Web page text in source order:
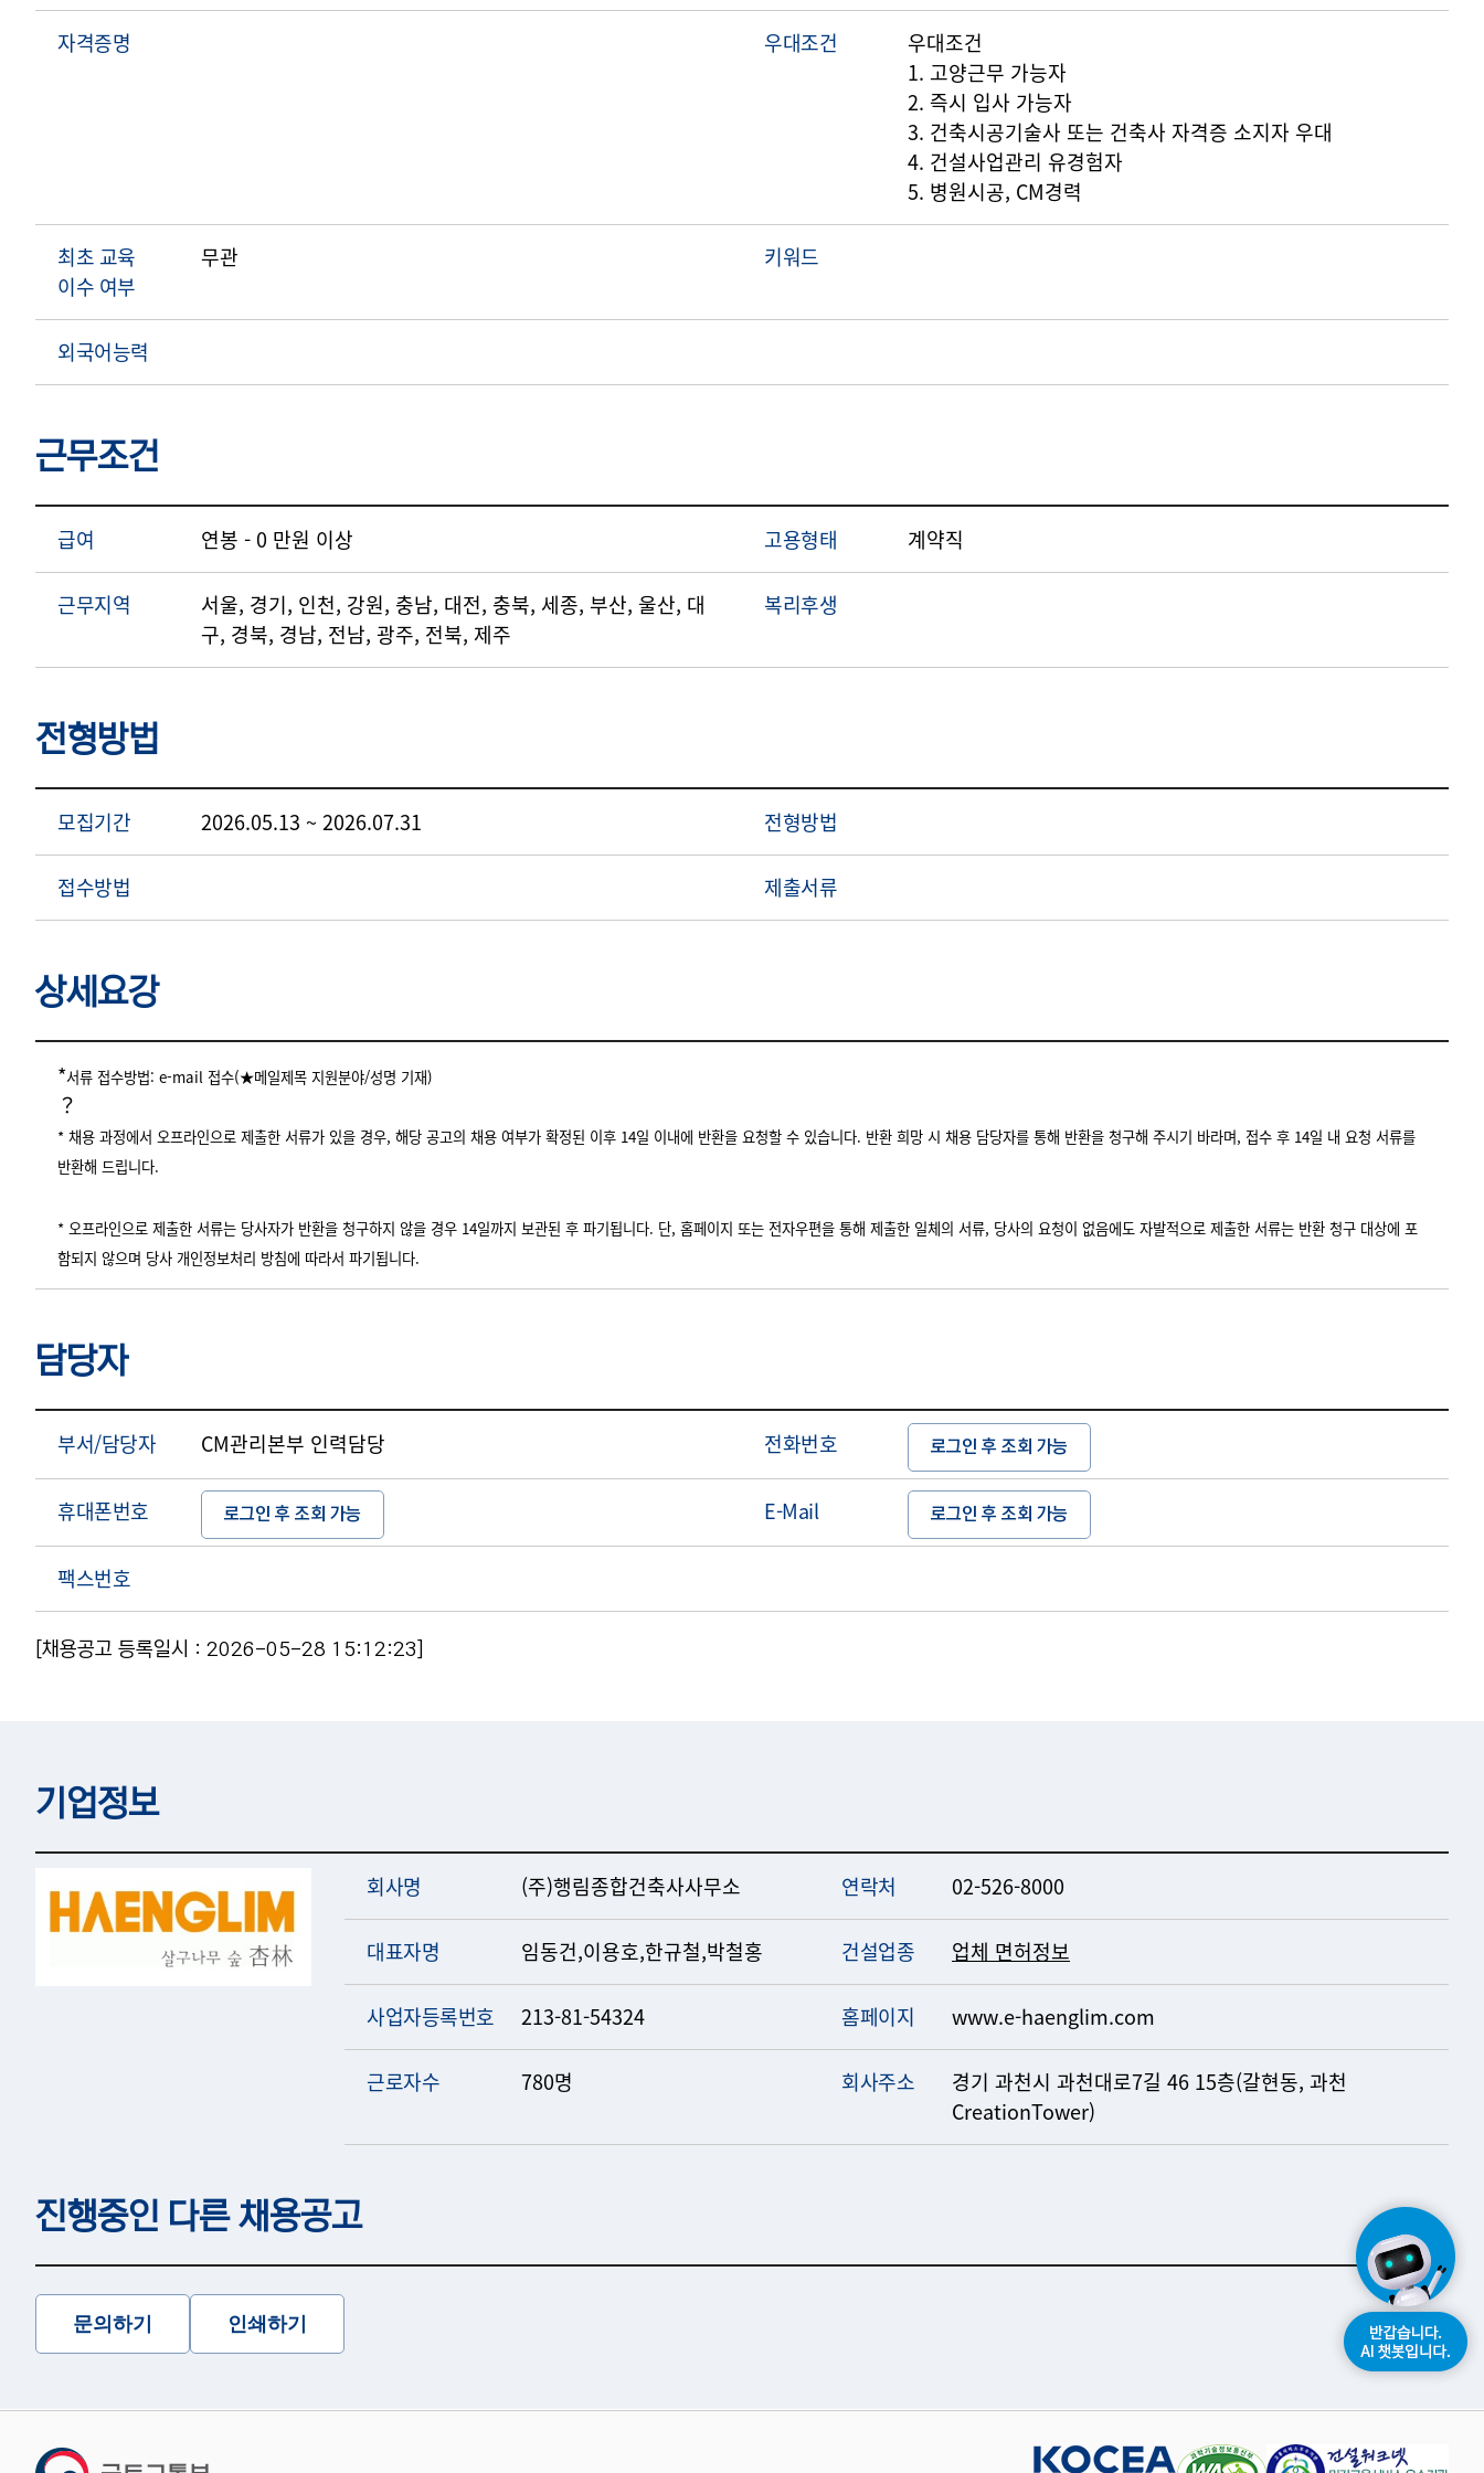
자격증명 우대조건
우대조건
1. 고양근무 가능자
2. 즉시 입사 가능자
3. 건축시공기술사 또는 건축사 자격증 소지자 우대
4. 건설사업관리 유경험자
5. 병원시공, CM경력
최초 교육
이수 여부
무관 키워드
외국어능력
근무조건
급여 연봉 - 0 만원 이상 고용형태 계약직
근무지역
서울, 경기, 인천, 강원, 충남, 대전, 충북, 세종, 부산, 울산, 대
구, 경북, 경남, 전남, 광주, 전북, 제주
복리후생
전형방법
모집기간 2026.05.13 ~ 2026.07.31 전형방법
접수방법 제출서류
상세요강
상세요강
*서류 접수방법: e-mail 접수(★메일제목 지원분야/성명 기재)
？
* 채용 과정에서 오프라인으로 제출한 서류가 있을 경우, 해당 공고의 채용 여부가 확정된 이후 14일 이내에 반환을 요청할 수 있습니다. 반환 희망 시 채용 담당자를 통해 반환을 청구해 주시기 바라며, 접수 후 14일 내 요청 서류를
반환해 드립니다.
* 오프라인으로 제출한 서류는 당사자가 반환을 청구하지 않을 경우 14일까지 보관된 후 파기됩니다. 단, 홈페이지 또는 전자우편을 통해 제출한 일체의 서류, 당사의 요청이 없음에도 자발적으로 제출한 서류는 반환 청구 대상에 포
함되지 않으며 당사 개인정보처리 방침에 따라서 파기됩니다.
담당자
부서/담당자 CM관리본부 인력담당 전화번호 로그인 후 조회 가능
휴대폰번호 로그인 후 조회 가능 E-Mail 로그인 후 조회 가능
팩스번호
[채용공고 등록일시 : 2026-05-28 15:12:23]
기업정보
회사명 (주)행림종합건축사사무소 연락처 02-526-8000
대표자명 임동건,이용호,한규철,박철홍 건설업종 업체 면허정보
사업자등록번호 213-81-54324 홈페이지 www.e-haenglim.com
근로자수 780명 회사주소
경기 과천시 과천대로7길 46 15층(갈현동, 과천
CreationTower)
진행중인 다른 채용공고
문의하기 인쇄하기